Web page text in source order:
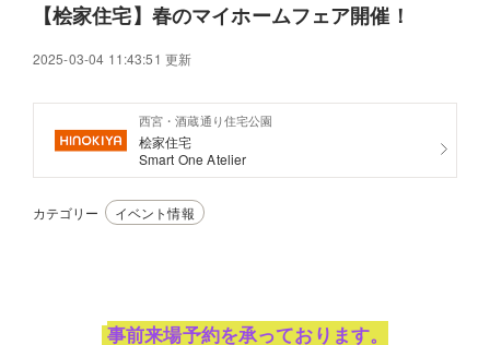
イベント情報・プレゼント
アクセス
好みからモデルハウスを探す
住まいづくりお役立ち情報
他の展示場
【桧家住宅】春のマイホームフェア開催！
2025-03-04 11:43:51 更新
西宮・酒蔵通り住宅公園
桧家住宅
Smart One Atelier
カテゴリー イベント情報
事前来場予約を承っております。